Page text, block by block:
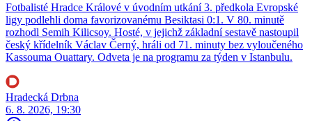
Fotbalisté Hradce Králové v úvodním utkání 3. předkola Evropské
ligy podlehli doma favorizovanému Besiktasi 0:1. V 80. minutě
rozhodl Semih Kilicsoy. Hosté, v jejichž základní sestavě nastoupil
český křídelník Václav Černý, hráli od 71. minuty bez vyloučeného
Kassouma Ouattary. Odveta je na programu za týden v Istanbulu.
Hradecká Drbna
6. 8. 2026, 19:30